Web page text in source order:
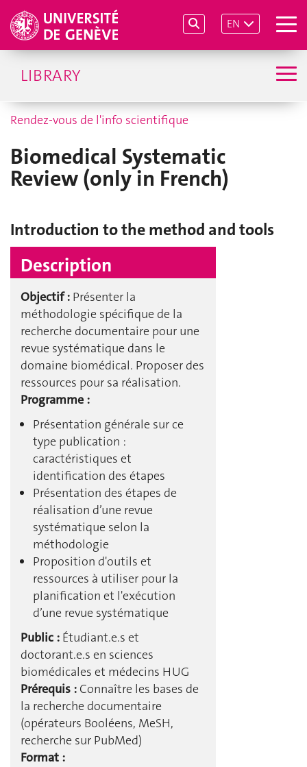
EN
LIBRARY
Rendez-vous de l'info scientifique
Biomedical Systematic
Review (only in French)
Introduction to the method and tools
Description
Objectif : Présenter la
méthodologie spécifique de la
recherche documentaire pour une
revue systématique dans le
domaine biomédical. Proposer des
ressources pour sa réalisation.
Programme :
Présentation générale sur ce
type publication :
caractéristiques et
identification des étapes
Présentation des étapes de
réalisation d’une revue
systématique selon la
méthodologie
Proposition d'outils et
ressources à utiliser pour la
planification et l'exécution
d’une revue systématique
Public : Étudiant.e.s et
doctorant.e.s en sciences
biomédicales et médecins HUG
Prérequis : Connaître les bases de
la recherche documentaire
(opérateurs Booléens, MeSH,
recherche sur PubMed)
Format :